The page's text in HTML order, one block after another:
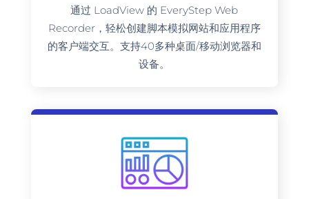
通过 LoadView 的 EveryStep Web
Recorder，轻松创建脚本模拟网站和应用程序
的客户端交互。支持40多种桌面/移动浏览器和
设备。